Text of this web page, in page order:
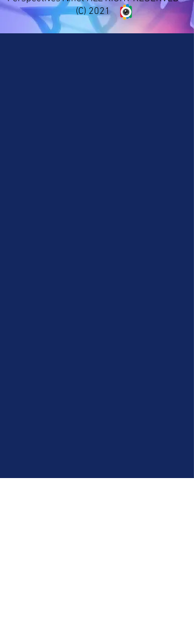
(C) 2021